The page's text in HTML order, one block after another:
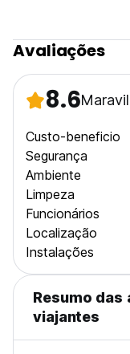
Avaliações
8.6
Custo-beneficio
Segurança
Ambiente
Limpeza
Funcionários
Localização
Instalações
Resumo das
viajantes